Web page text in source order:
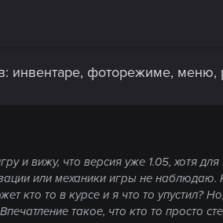
инвентаре, фоторежиме, меню,
и вижу, что версия уже 1.05, хотя
или механики игры не наблюдаю.
кто то в курсе и я что то упустил?
такое, что кто то просто